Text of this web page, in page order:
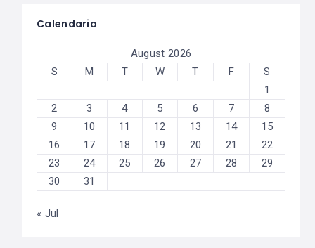
Calendario
August 2026
S
M T W T F
S
1
2
3 4 5 6 7
8
9
10 11 12 13 14
15
16
17 18 19 20 21
22
23
24 25 26 27 28
29
30
31
« Jul